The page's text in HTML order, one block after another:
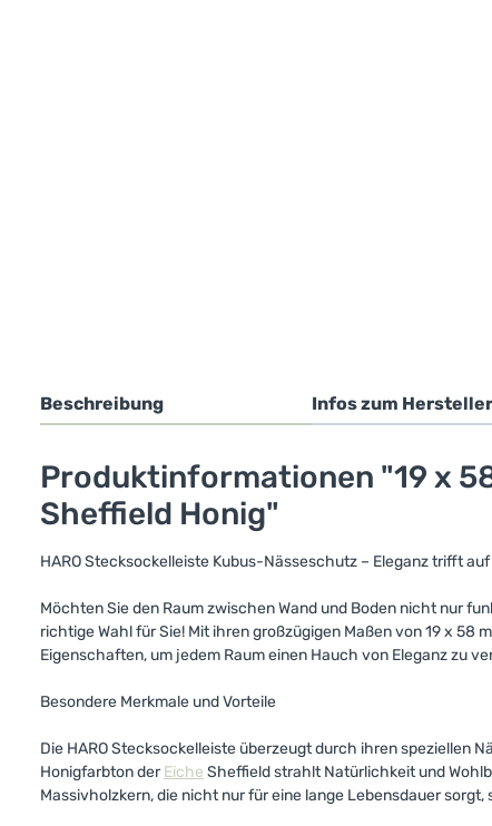
Beschreibung Infos zum Hersteller
Produktinformationen "19 x
Sheffield Honig"
HARO Stecksockelleiste Kubus-Nässeschutz – Eleganz trifft
Möchten Sie den Raum zwischen Wand und Boden nicht nur
richtige Wahl für Sie! Mit ihren großzügigen Maßen von 19 x
Eigenschaften, um jedem Raum einen Hauch von Eleganz zu
Besondere Merkmale und Vorteile
Die HARO Stecksockelleiste überzeugt durch ihren speziellen
Honigfarbton derEiche Sheffield strahlt Natürlichkeit und
Massivholzkern, die nicht nur für eine lange Lebensdauer